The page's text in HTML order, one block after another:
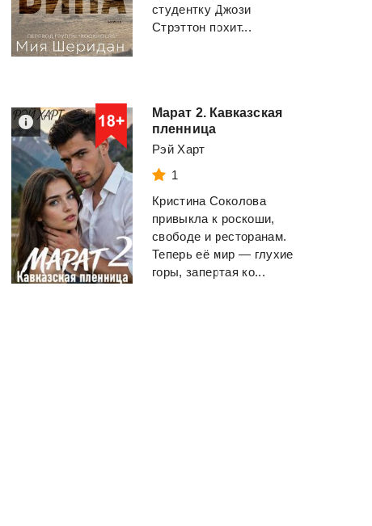
студентку Джози
Стрэттон похит...
Марат 2. Кавказская
пленница
Рэй Харт
1
Кристина Соколова
привыкла к роскоши,
свободе и ресторанам.
Теперь её мир — глухие
горы, запертая ко...